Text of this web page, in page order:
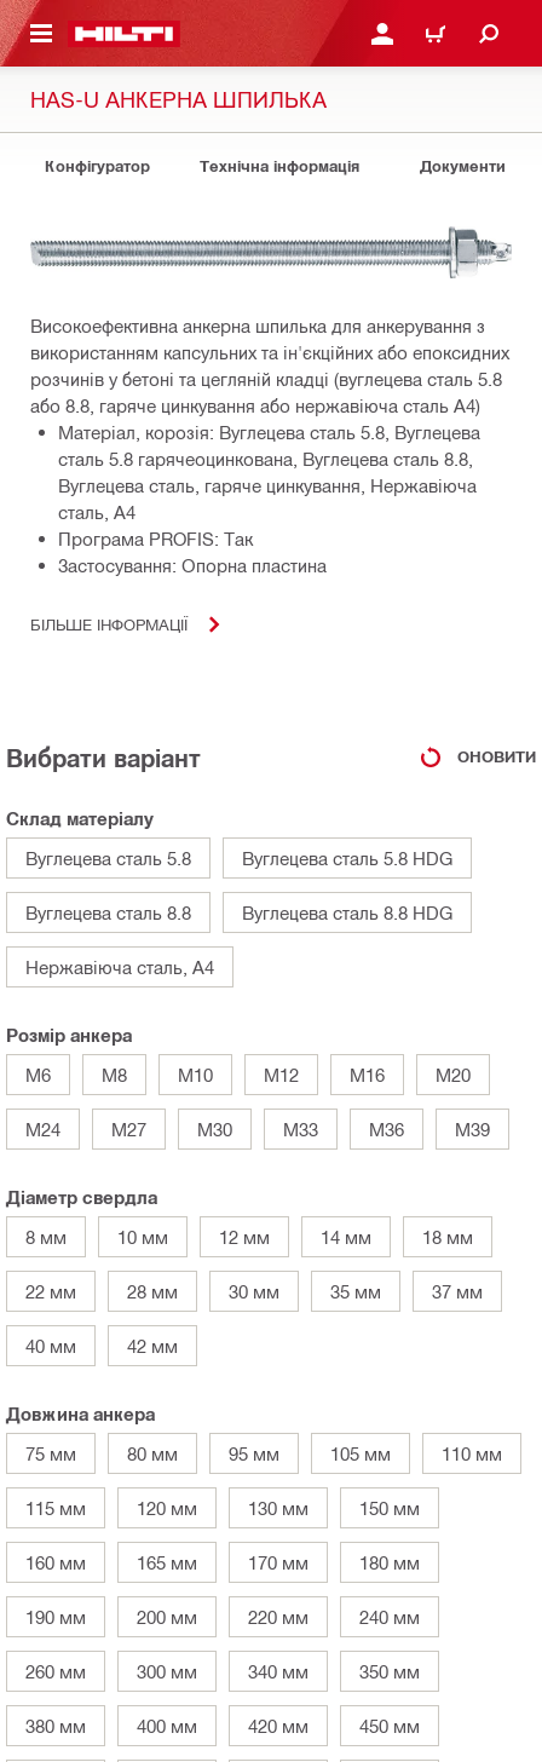
ЗМІСТУ УВІЙТИ АБО
КОШИК
HAS-U АНКЕРНА ШПИЛЬКА
Конфігуратор Технічна інформація Документи
Високоефективна анкерна шпилька для анкерування з
використанням капсульних та ін'єкційних або епоксидних
розчинів у бетоні та цегляній кладці (вуглецева сталь 5.8
або 8.8, гаряче цинкування або нержавіюча сталь A4)
Матеріал, корозія: Вуглецева сталь 5.8, Вуглецева
сталь 5.8 гарячеоцинкована, Вуглецева сталь 8.8,
Вуглецева сталь, гаряче цинкування, Нержавіюча
сталь, A4
Програма PROFIS: Так
Застосування: Опорна пластина
БІЛЬШЕ ІНФОРМАЦІЇ
Вибрати варіант ОНОВИТИ
Склад матеріалу
Вуглецева сталь 5.8
Вуглецева сталь 5.8 HDG
Вуглецева сталь 8.8 Вуглецева сталь 8.8 HDG
Нержавіюча сталь, A4
Розмір анкера
M6
M8 M10 M12 M16 M20
M24 M27 M30 M33 M36 M39
Діаметр свердла
8 мм
10 мм 12 мм 14 мм 18 мм
22 мм 28 мм 30 мм 35 мм 37 мм
40 мм 42 мм
Довжина анкера
75 мм
80 мм 95 мм 105 мм 110 мм
115 мм 120 мм 130 мм 150 мм
160 мм 165 мм 170 мм 180 мм
190 мм 200 мм 220 мм 240 мм
260 мм 300 мм 340 мм 350 мм
380 мм 400 мм 420 мм 450 мм